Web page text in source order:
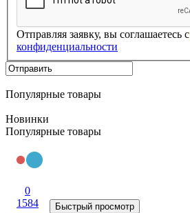
Отправляя заявку, вы соглашаетесь с
конфиденциальности
Популярные товары
Новинки
Популярные товары
0
1584
Быстрый просмотр